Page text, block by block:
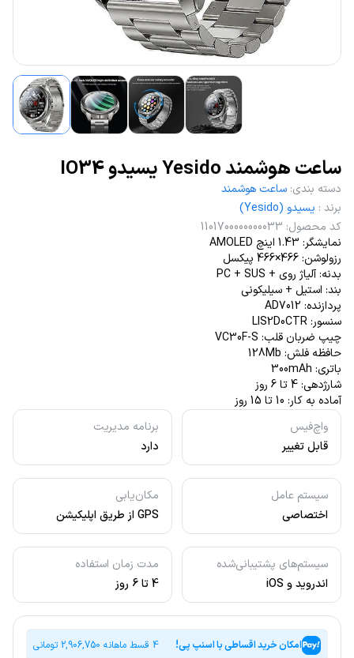
ساعت هوشمند Yesido یسیدو IO34
واچ‌فیس
قابل تغییر
برنامه مدیریت
دارد
سیستم عامل
اختصاصی
مکان‌یابی
GPS از طریق اپلیکیشن
سیستم‌های پشتیبانی‌شده
اندروید و iOS
مدت زمان استفاده
4 تا 6 روز
دسته بندی: ساعت هوشمند
برند : یسیدو (Yesido)
کد محصول:
1101700000000033
نمایشگر: 1.43 اینچ AMOLED
رزولوشن: 466×466 پیکسل
بدنه: آلیاژ روی + PC + SUS
بند: استیل + سیلیکونی
پردازنده: AD7012
سنسور: LIS2D0CTR
چیپ ضربان قلب: VC30F-S
حافظه فلش: 128Mb
باتری: 300mAh
شارژدهی: 4 تا 6 روز
آماده به کار: 10 تا 15 روز
امکان خرید اقساطی با اسنپ پی! 4 قسط ماهانه 2,906,750 تومانی